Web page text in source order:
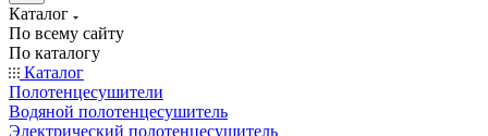
Каталог
По всему сайту
По каталогу
Каталог
Полотенцесушители
Водяной полотенцесушитель
Электрический полотенцесушитель